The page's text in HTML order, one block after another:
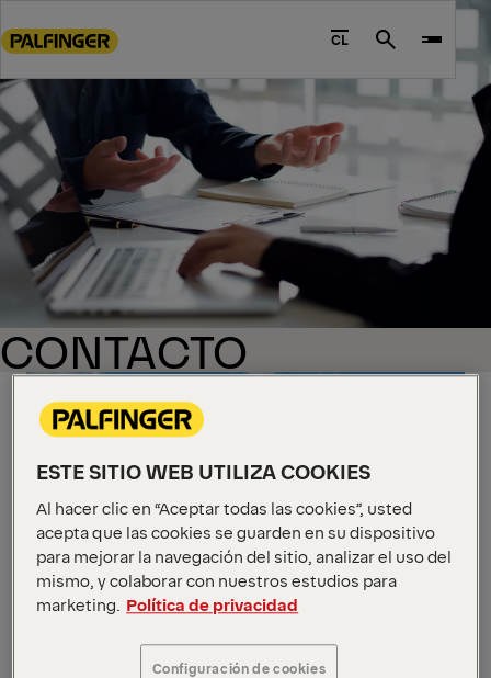
to
content
Go
to
footer
content
CL Search
CONTACTO
ESTE SITIO WEB UTILIZA COOKIES
Al hacer clic en “Aceptar todas las cookies”, usted
acepta que las cookies se guarden en su dispositivo
para mejorar la navegación del sitio, analizar el uso del
mismo, y colaborar con nuestros estudios para
marketing. Política de privacidad
Configuración de cookies